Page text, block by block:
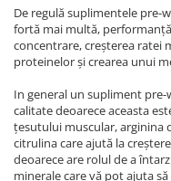
De regulă suplimentele
fortă mai multă,
concentrare, creșterea ratei
proteinelor și crearea unui
In general un supliment
calitate deoarece aceasta
țesutului muscular, arginina
citrulina care ajută la
deoarece are rolul de a
minerale care vă pot ajuta